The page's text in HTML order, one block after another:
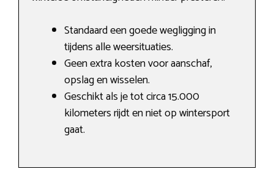
Standaard een goede wegligging in
tijdens alle weersituaties.
Geen extra kosten voor aanschaf,
opslag en wisselen.
Geschikt als je tot circa 15.000
kilometers rijdt en niet op wintersport
gaat.